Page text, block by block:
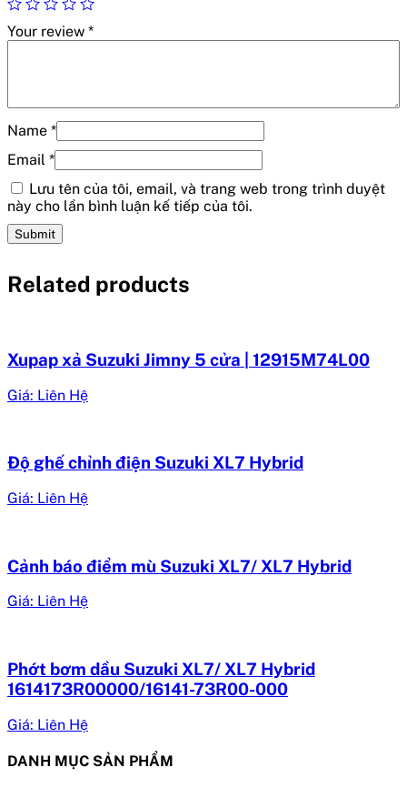
Your review *
Name *
Email *
Lưu tên của tôi, email, và trang web trong trình duyệt
này cho lần bình luận kế tiếp của tôi.
Related products
Xupap xả Suzuki Jimny 5 cửa | 12915M74L00
Giá: Liên Hệ
Độ ghế chỉnh điện Suzuki XL7 Hybrid
Giá: Liên Hệ
Cảnh báo điểm mù Suzuki XL7/ XL7 Hybrid
Giá: Liên Hệ
Phớt bơm dầu Suzuki XL7/ XL7 Hybrid
1614173R00000/16141-73R00-000
Giá: Liên Hệ
DANH MỤC SẢN PHẨM